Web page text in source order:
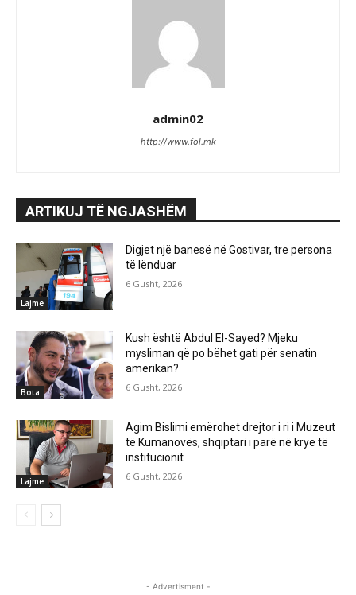
admin02
http://www.fol.mk
ARTIKUJ TË NGJASHËM
Lajme
Digjet një banesë në Gostivar, tre persona
të lënduar
6 Gusht, 2026
Bota
Kush është Abdul El-Sayed? Mjeku
mysliman që po bëhet gati për senatin
amerikan?
6 Gusht, 2026
Lajme
Agim Bislimi emërohet drejtor i ri i Muzeut
të Kumanovës, shqiptari i parë në krye të
institucionit
6 Gusht, 2026
- Advertisment -